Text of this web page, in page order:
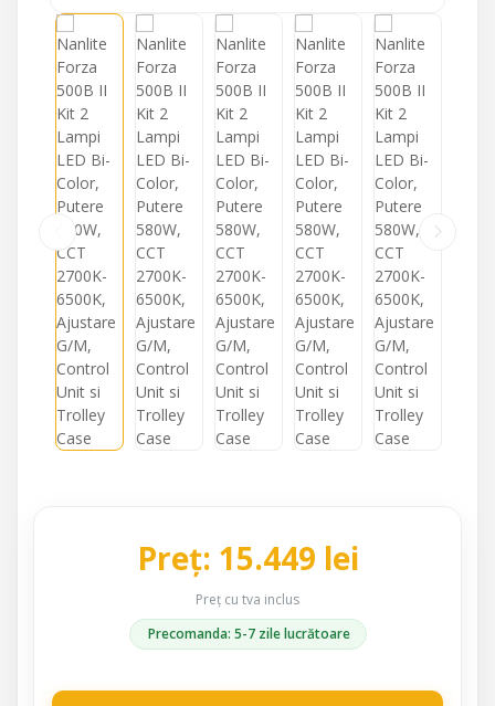
Preț: 15.449 lei
Preț cu tva inclus
Precomanda: 5-7 zile lucrătoare